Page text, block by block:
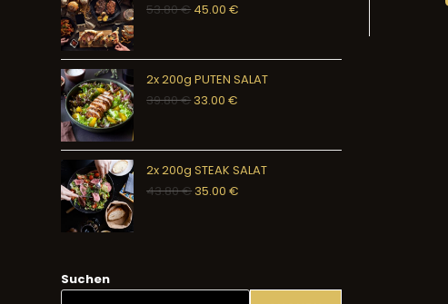
53.80€ 45.00€
2x 200g PUTEN SALAT
39.80€ 33.00€
2x 200g STEAK SALAT
43.80€ 35.00€
Suchen